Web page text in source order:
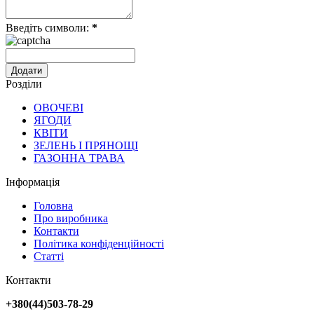
Введіть символи: *
Розділи
ОВОЧЕВІ
ЯГОДИ
КВІТИ
ЗЕЛЕНЬ І ПРЯНОЩІ
ГАЗОННА ТРАВА
Інформація
Головна
Про виробника
Контакти
Політика конфіденційності
Статті
Контакти
+380(44)503-78-29